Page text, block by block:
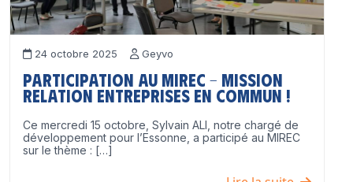
24 octobre 2025 Geyvo
Participation au MIREC – Mission
Relation Entreprises en Commun !
Ce mercredi 15 octobre, Sylvain ALI, notre chargé de
développement pour l’Essonne, a participé au MIREC
sur le thème : […]